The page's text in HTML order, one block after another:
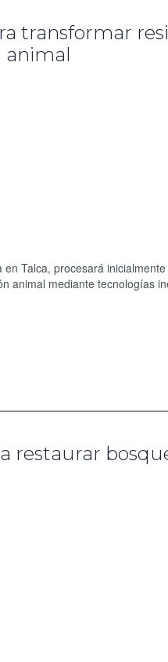
transformar
animal
Talca, procesará
animal mediante tecnologías
restaurar